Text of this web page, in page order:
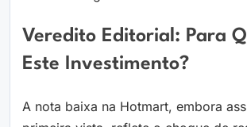
Veredito Editorial: Para
Este Investimento?
A nota baixa na Hotmart, embora